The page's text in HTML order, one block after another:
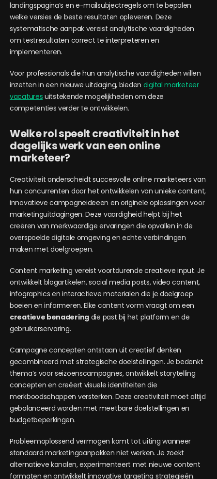
landingspagina’s en e-mailsubjectregels om te bepalen
welke versies de beste resultaten opleveren. Deze
systematische aanpak vereist analytische vaardigheden
om testresultaten correct te interpreteren en
implementeren.
Voor professionals die hun analytische vaardigheden willen
inzetten in een nieuwe uitdaging, bieden digital marketeer
vacatures uitstekende mogelijkheden om deze
competenties verder te ontwikkelen.
Welke rol speelt creativiteit in het
dagelijks werk van een online
marketeer?
Creativiteit onderscheidt succesvolle online marketeers van
hun concurrenten door het ontwikkelen van unieke content,
innovatieve campagneideeën en originele oplossingen voor
marketinguitdagingen. Deze vaardigheid helpt bij het
creëren van merkwaardige ervaringen die opvallen in de
overspoelde digitale omgeving en echte verbindingen
maken met doelgroepen.
Content marketing vereist voortdurende creatieve input. Je
ontwikkelt blogartikelen, social media posts, video content,
infographics en interactieve materialen die je doelgroep
boeien en informeren. Elke content vorm vraagt om een
creatieve benadering die past bij het platform en de
gebruikerservaring.
Campagne concepten ontstaan uit creatief denken
gecombineerd met strategische doelstellingen. Je bedenkt
thema’s voor seizoenscampagnes, ontwikkelt storytelling
concepten en creëert visuele identiteiten die
merkboodschappen versterken. Deze creativiteit moet altijd
gebalanceerd worden met meetbare doelstellingen en
budgetbeperkingen.
Probleemoplossend vermogen komt tot uiting wanneer
standaard marketingaanpakken niet werken. Je zoekt
alternatieve kanalen, experimenteert met nieuwe content
formaten en ontwikkelt innovative targeting strategieën.